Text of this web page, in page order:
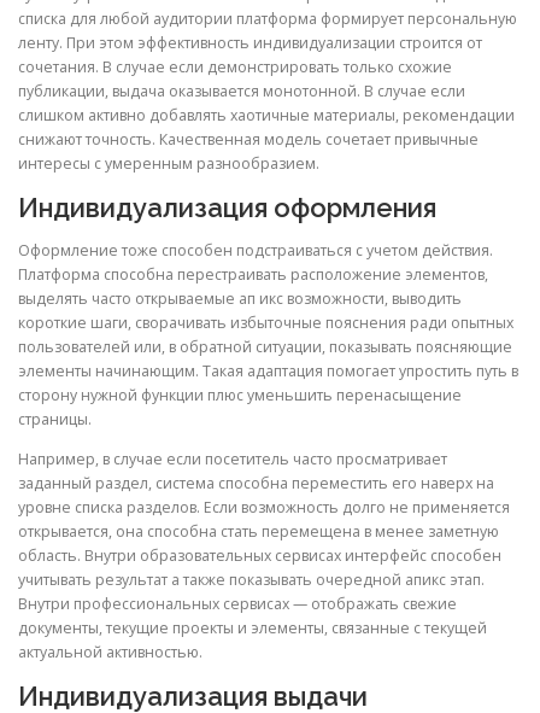
списка для любой аудитории платформа формирует персональную
ленту. При этом эффективность индивидуализации строится от
сочетания. В случае если демонстрировать только схожие
публикации, выдача оказывается монотонной. В случае если
слишком активно добавлять хаотичные материалы, рекомендации
снижают точность. Качественная модель сочетает привычные
интересы с умеренным разнообразием.
Индивидуализация оформления
Оформление тоже способен подстраиваться с учетом действия.
Платформа способна перестраивать расположение элементов,
выделять часто открываемые ап икс возможности, выводить
короткие шаги, сворачивать избыточные пояснения ради опытных
пользователей или, в обратной ситуации, показывать поясняющие
элементы начинающим. Такая адаптация помогает упростить путь в
сторону нужной функции плюс уменьшить перенасыщение
страницы.
Например, в случае если посетитель часто просматривает
заданный раздел, система способна переместить его наверх на
уровне списка разделов. Если возможность долго не применяется
открывается, она способна стать перемещена в менее заметную
область. Внутри образовательных сервисах интерфейс способен
учитывать результат а также показывать очередной апикс этап.
Внутри профессиональных сервисах — отображать свежие
документы, текущие проекты и элементы, связанные с текущей
актуальной активностью.
Индивидуализация выдачи